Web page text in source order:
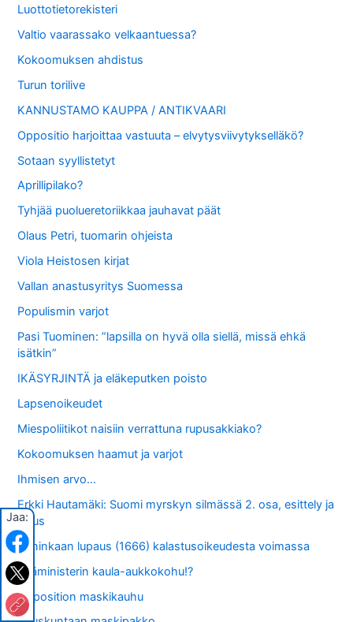
Luottotietorekisteri
Valtio vaarassako velkaantuessa?
Kokoomuksen ahdistus
Turun torilive
KANNUSTAMO KAUPPA / ANTIKVAARI
Oppositio harjoittaa vastuuta – elvytysviivytykselläkö?
Sotaan syyllistetyt
Aprillipilako?
Tyhjää puolueretoriikkaa jauhavat päät
Olaus Petri, tuomarin ohjeista
Viola Heistosen kirjat
Vallan anastusyritys Suomessa
Populismin varjot
Pasi Tuominen: ”lapsilla on hyvä olla siellä, missä ehkä
isätkin”
IKÄSYRJINTÄ ja eläkeputken poisto
Lapsenoikeudet
Miespoliitikot naisiin verrattuna rupusakkiako?
Kokoomuksen haamut ja varjot
Ihmisen arvo…
Erkki Hautamäki: Suomi myrskyn silmässä 2. osa, esittely ja
tilaus
Kuninkaan lupaus (1666) kalastusoikeudesta voimassa
Pääministerin kaula-aukkokohu!?
Opposition maskikauhu
Jaa: